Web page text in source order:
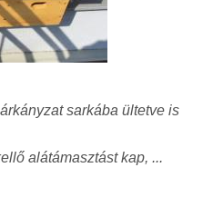
sarkába ültetve is
alátámasztást kap, ...